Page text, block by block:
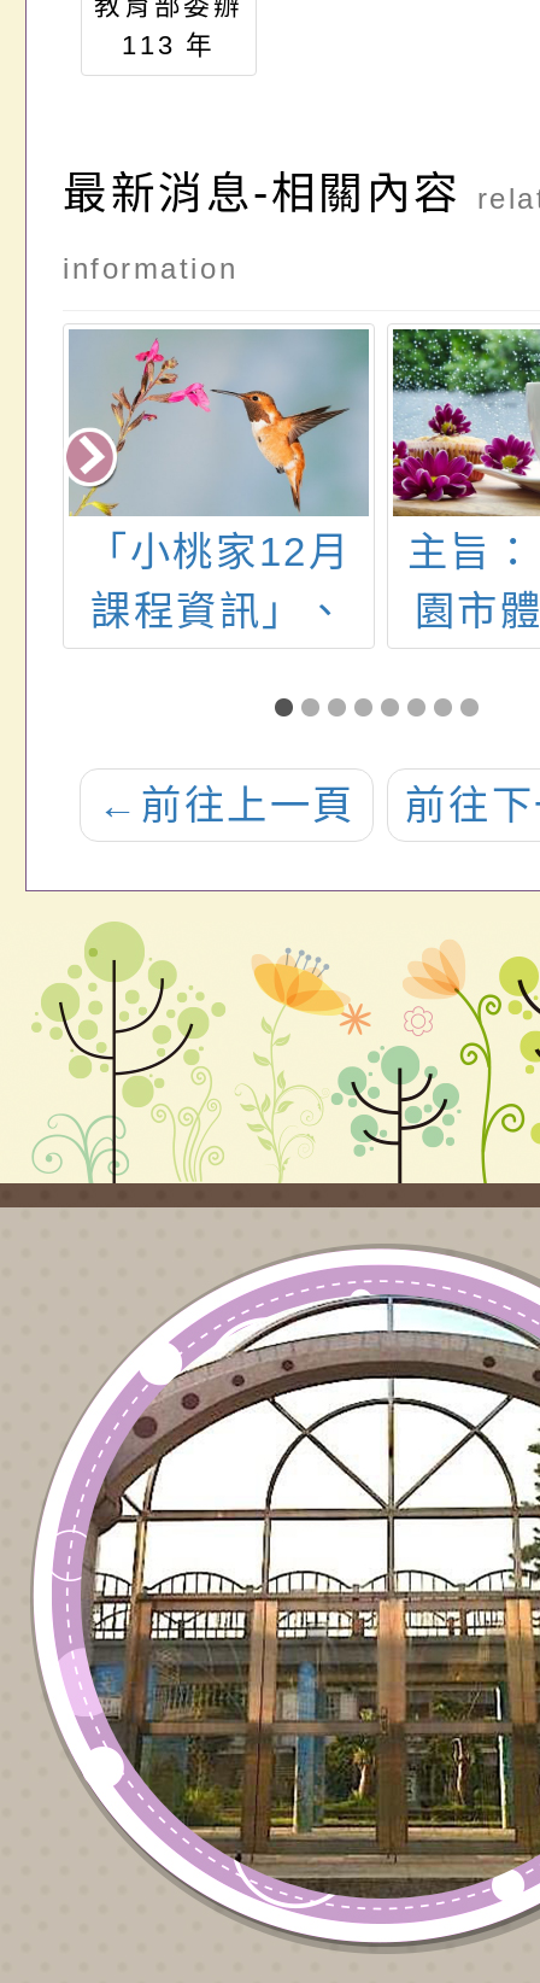
113 年
「心理健康
防治手冊推
廣行動方
最新消息-相關內容
information
「小桃家12月
課程資訊」、
Time：自我療
癒電影沙龍」
海報各1份
主旨
園市
(下稱
理「
運動
自由
個人
選拔
鼓勵
報名
查
← 前往上一頁 前往